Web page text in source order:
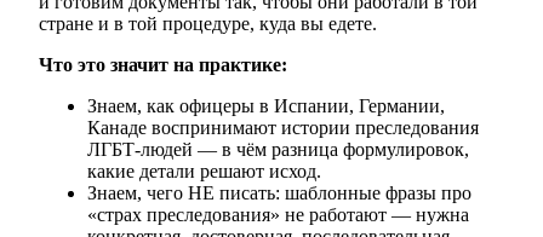
стране и в той процедуре, куда вы едете.
Что это значит на практике:
Знаем, как офицеры в Испании, Германии,
Канаде воспринимают истории преследования
ЛГБТ-людей — в чём разница формулировок,
какие детали решают исход.
Знаем, чего НЕ писать: шаблонные фразы про
«страх преследования» не работают — нужна